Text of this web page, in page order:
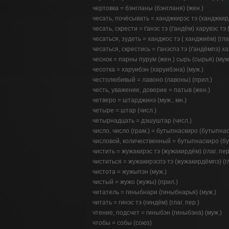
чертовка = бэнгланы (бэнгланя) (жен.)
чесать, почёсывать = ханджкирэс тэ
чесать, скрести = ґанэс тэ (ґандём) харувэс тэ
чесаться, зудеть = ханджос тэ ( ханджиём)
чесаться, скрестись = ґанэспэ тэ (ґандёмпэ)
чеснок = парны пурум (жен.) сырь (сырья)
чесотка = харуибэн (харуибэна) (муж.)
честолюбивый = лавоно (лавоны) (прил.)
честь, уважение, доверие = патыв (жен.)
четверо = штарджинэ (муж., мн.)
четыре = штар (числ.)
четырнадцать = дэшуштар (числ.)
число, число (грам.) = бутыпнаскиро
числовой, количественный = бутыпнаскиро
чистить = жужакирэс тэ (жужакирдём) (глаг.
чиститься = жужакирэспэ тэ (жужакирдёмпэ)
чистота = жужыпэн (муж.)
чистый = жужо (жужы) (прил.)
читатель = гиныбнари (гиныбнарья) (муж.)
читать = гинэс тэ (гиндём) (глаг. пер.)
чтение, подсчет = гиныбэн (гиныбэна) (муж.)
чтобы = собы (союз)